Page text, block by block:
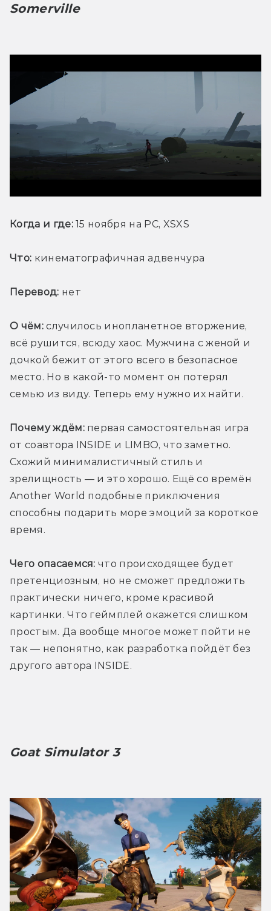
Somerville
Когда и где: 15 ноября на PC, XSXS
Что: кинематографичная адвенчура
Перевод: нет
О чём: случилось инопланетное вторжение,
всё рушится, всюду хаос. Мужчина с женой и
дочкой бежит от этого всего в безопасное
место. Но в какой-то момент он потерял
семью из виду. Теперь ему нужно их найти.
Почему ждём: первая самостоятельная игра
от соавтора INSIDE и LIMBO, что заметно.
Схожий минималистичный стиль и
зрелищность — и это хорошо. Ещё со времён
Another World подобные приключения
способны подарить море эмоций за короткое
время.
Чего опасаемся: что происходящее будет
претенциозным, но не сможет предложить
практически ничего, кроме красивой
картинки. Что геймплей окажется слишком
простым. Да вообще многое может пойти не
так — непонятно, как разработка пойдёт без
другого автора INSIDE.
Goat Simulator 3